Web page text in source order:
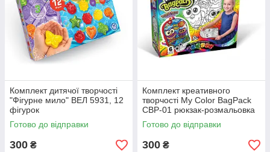
Комплект дитячої творчості
"Фігурне мило" ВЕЛ 5931, 12
фігурок
Готово до відправки
300 ₴
Комплект креативного
творчості My Color BagPack
CBP-01 рюкзак-розмальовка
Сови
Готово до відправки
300 ₴